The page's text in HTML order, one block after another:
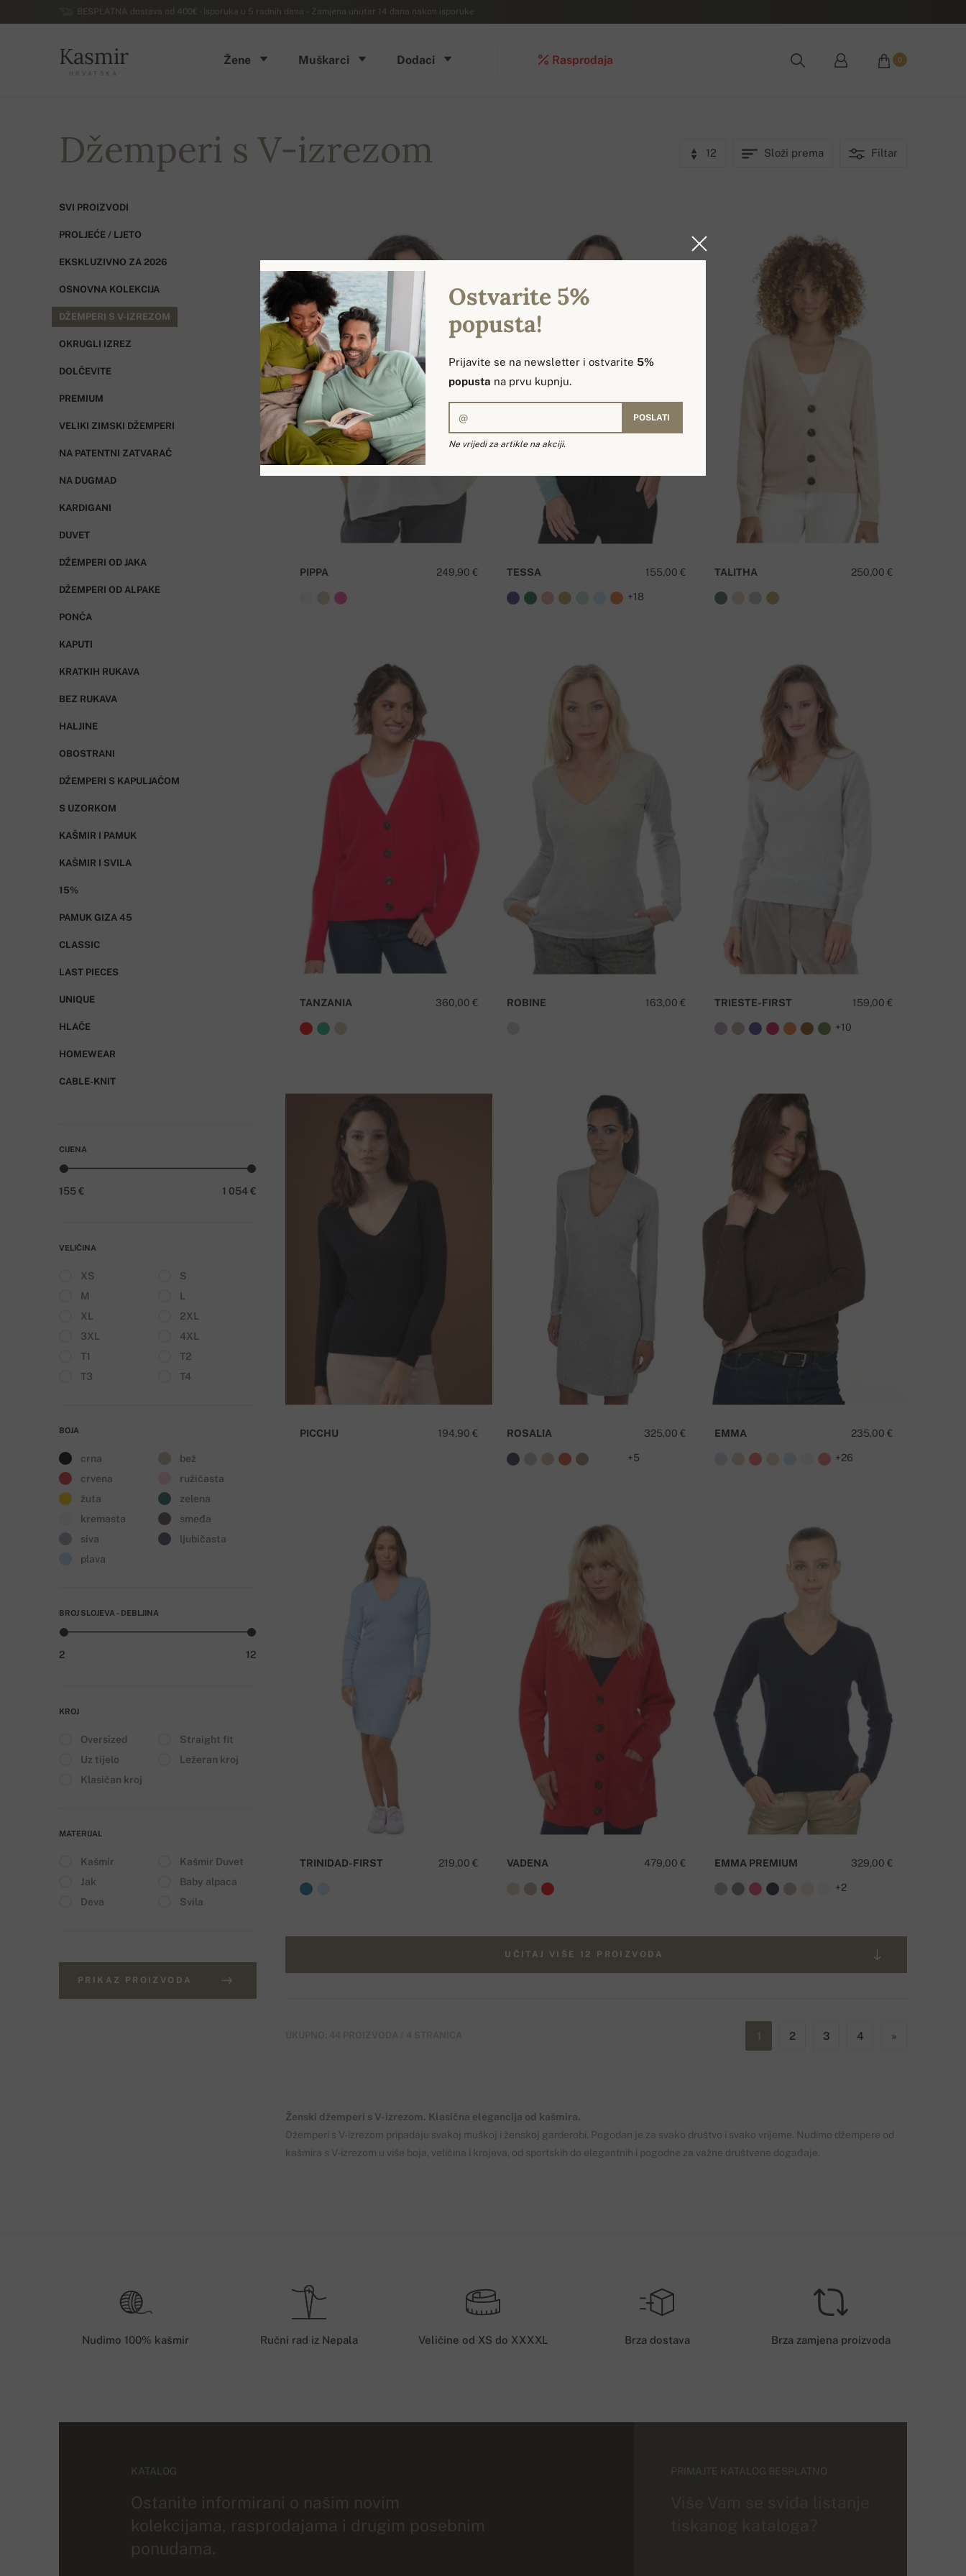
BESPLATNA dostava od 400€ - Isporuka u 5 radnih dana – Zamjena unutar 14 dana nakon isporuke
Kasmir
HRVATSKA
Žene Muškarci Dodaci Rasprodaja 0
Džemperi s V-izrezom 12 Složi prema Filtar
SVI PROIZVODI
PROLJEĆE / LJETO
EKSKLUZIVNO ZA 2026
OSNOVNA KOLEKCIJA
DŽEMPERI S V-IZREZOM
OKRUGLI IZREZ
DOLČEVITE
PREMIUM
VELIKI ZIMSKI DŽEMPERI
NA PATENTNI ZATVARAČ
NA DUGMAD
KARDIGANI
DUVET
DŽEMPERI OD JAKA
DŽEMPERI OD ALPAKE
PONČA
KAPUTI
KRATKIH RUKAVA
BEZ RUKAVA
HALJINE
OBOSTRANI
DŽEMPERI S KAPULJAČOM
S UZORKOM
KAŠMIR I PAMUK
KAŠMIR I SVILA
15%
PAMUK GIZA 45
CLASSIC
LAST PIECES
UNIQUE
HLAČE
HOMEWEAR
CABLE-KNIT
CIJENA
155 € 1 054 €
VELIČINA
XS
S
M
L
XL
2XL
3XL
4XL
T1
T2
T3
T4
BOJA
crna
bež
crvena
ružičasta
žuta
zelena
kremasta
smeđa
siva
ljubičasta
plava
BROJ SLOJEVA - DEBLJINA
2 12
KROJ
Oversized
Straight fit
Uz tijelo
Ležeran kroj
Klasičan kroj
MATERIJAL
Kašmir
Kašmir Duvet
Jak
Baby alpaca
Deva
Svila
PRIKAZ PROIZVODA
249,90 €
PIPPA 155,00 €
TESSA
+18
250,00 €
TALITHA
360,00 €
TANZANIA 163,00 €
ROBINE 159,00 €
TRIESTE-FIRST
+10
194,90 €
PICCHU 325,00 €
ROSALIA
+5
235,00 €
EMMA
+26
219,00 €
TRINIDAD-FIRST 479,00 €
VADENA 329,00 €
EMMA PREMIUM
+2
UČITAJ VIŠE 12 PROIZVODA
2 3 4 »
Ženski džemperi s V-izrezom. Klasična elegancija od kašmira.
Džemperi s V-izrezom pripadaju svakoj muškoj i ženskoj garderobi. Pogodan je za svako društvo i svako vrijeme. Nudimo džempere od
kašmira s V-izrezom u više boja, veličina i krojeva, od sportskih do elegantnih i pogodne za važne društvene događaje.
Nudimo 100% kašmir Ručni rad iz Nepala Veličine od XS do XXXXL Brza dostava Brza zamjena proizvoda
KATALOG
Ostanite informirani o našim novim
kolekcijama, rasprodajama i drugim posebnim
ponudama.
PRIMAJTE KATALOG BESPLATNO
Ostvarite 5%
popusta!
Prijavite se na newsletter i ostvarite 5%
popusta na prvu kupnju.
POSLATI
Ne vrijedi za artikle na akciji.